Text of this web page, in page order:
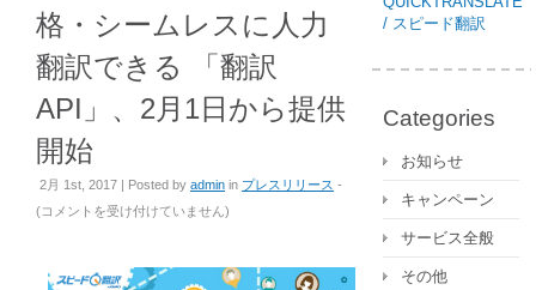
格・シームレスに人力
翻訳できる 「翻訳
API」、2月1日から提供
開始
2月 1st, 2017 | Posted by admin in プレスリリース -
(大
ン
コメントを受け付けていません)
Categories
お知らせ
キャンペーン
サービス全般
その他